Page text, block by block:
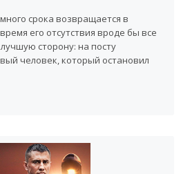
срока возвращается в
его отсутствия вроде бы все
сторону: на посту
человек, который остановил